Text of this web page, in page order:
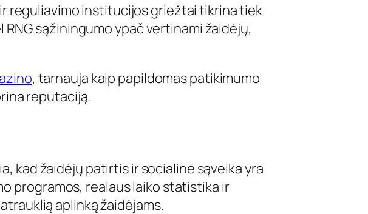
reguliavimo institucijos griežtai tikrina tiek
sąžiningumo ypač vertinami žaidėjų,
, tarnauja kaip papildomas patikimumo
reputaciją.
kad žaidėjų patirtis ir socialinė sąveika yra
programos, realaus laiko statistika ir
aplinką žaidėjams.